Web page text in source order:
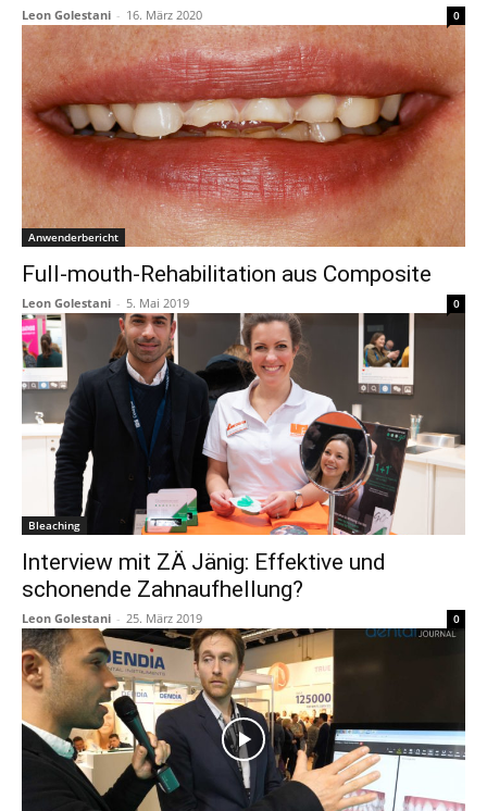
Leon Golestani - 16. März 2020 0
Anwenderbericht
Full-mouth-Rehabilitation aus Composite
Leon Golestani - 5. Mai 2019 0
Bleaching
Interview mit ZÄ Jänig: Effektive und
schonende Zahnaufhellung?
Leon Golestani - 25. März 2019 0